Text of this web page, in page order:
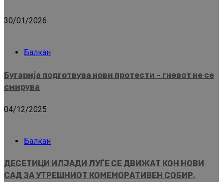
30/01/2026
Балкан
Бугарија подготвува нови протести – гневот не се
смирува
04/12/2025
Балкан
ДЕСЕТИЦИ ИЛЈАДИ ЛУЃЕ СЕ ДВИЖАТ КОН НОВИ
САД ЗА УТРЕШНИОТ КОМЕМОРАТИВЕН СОБИР,